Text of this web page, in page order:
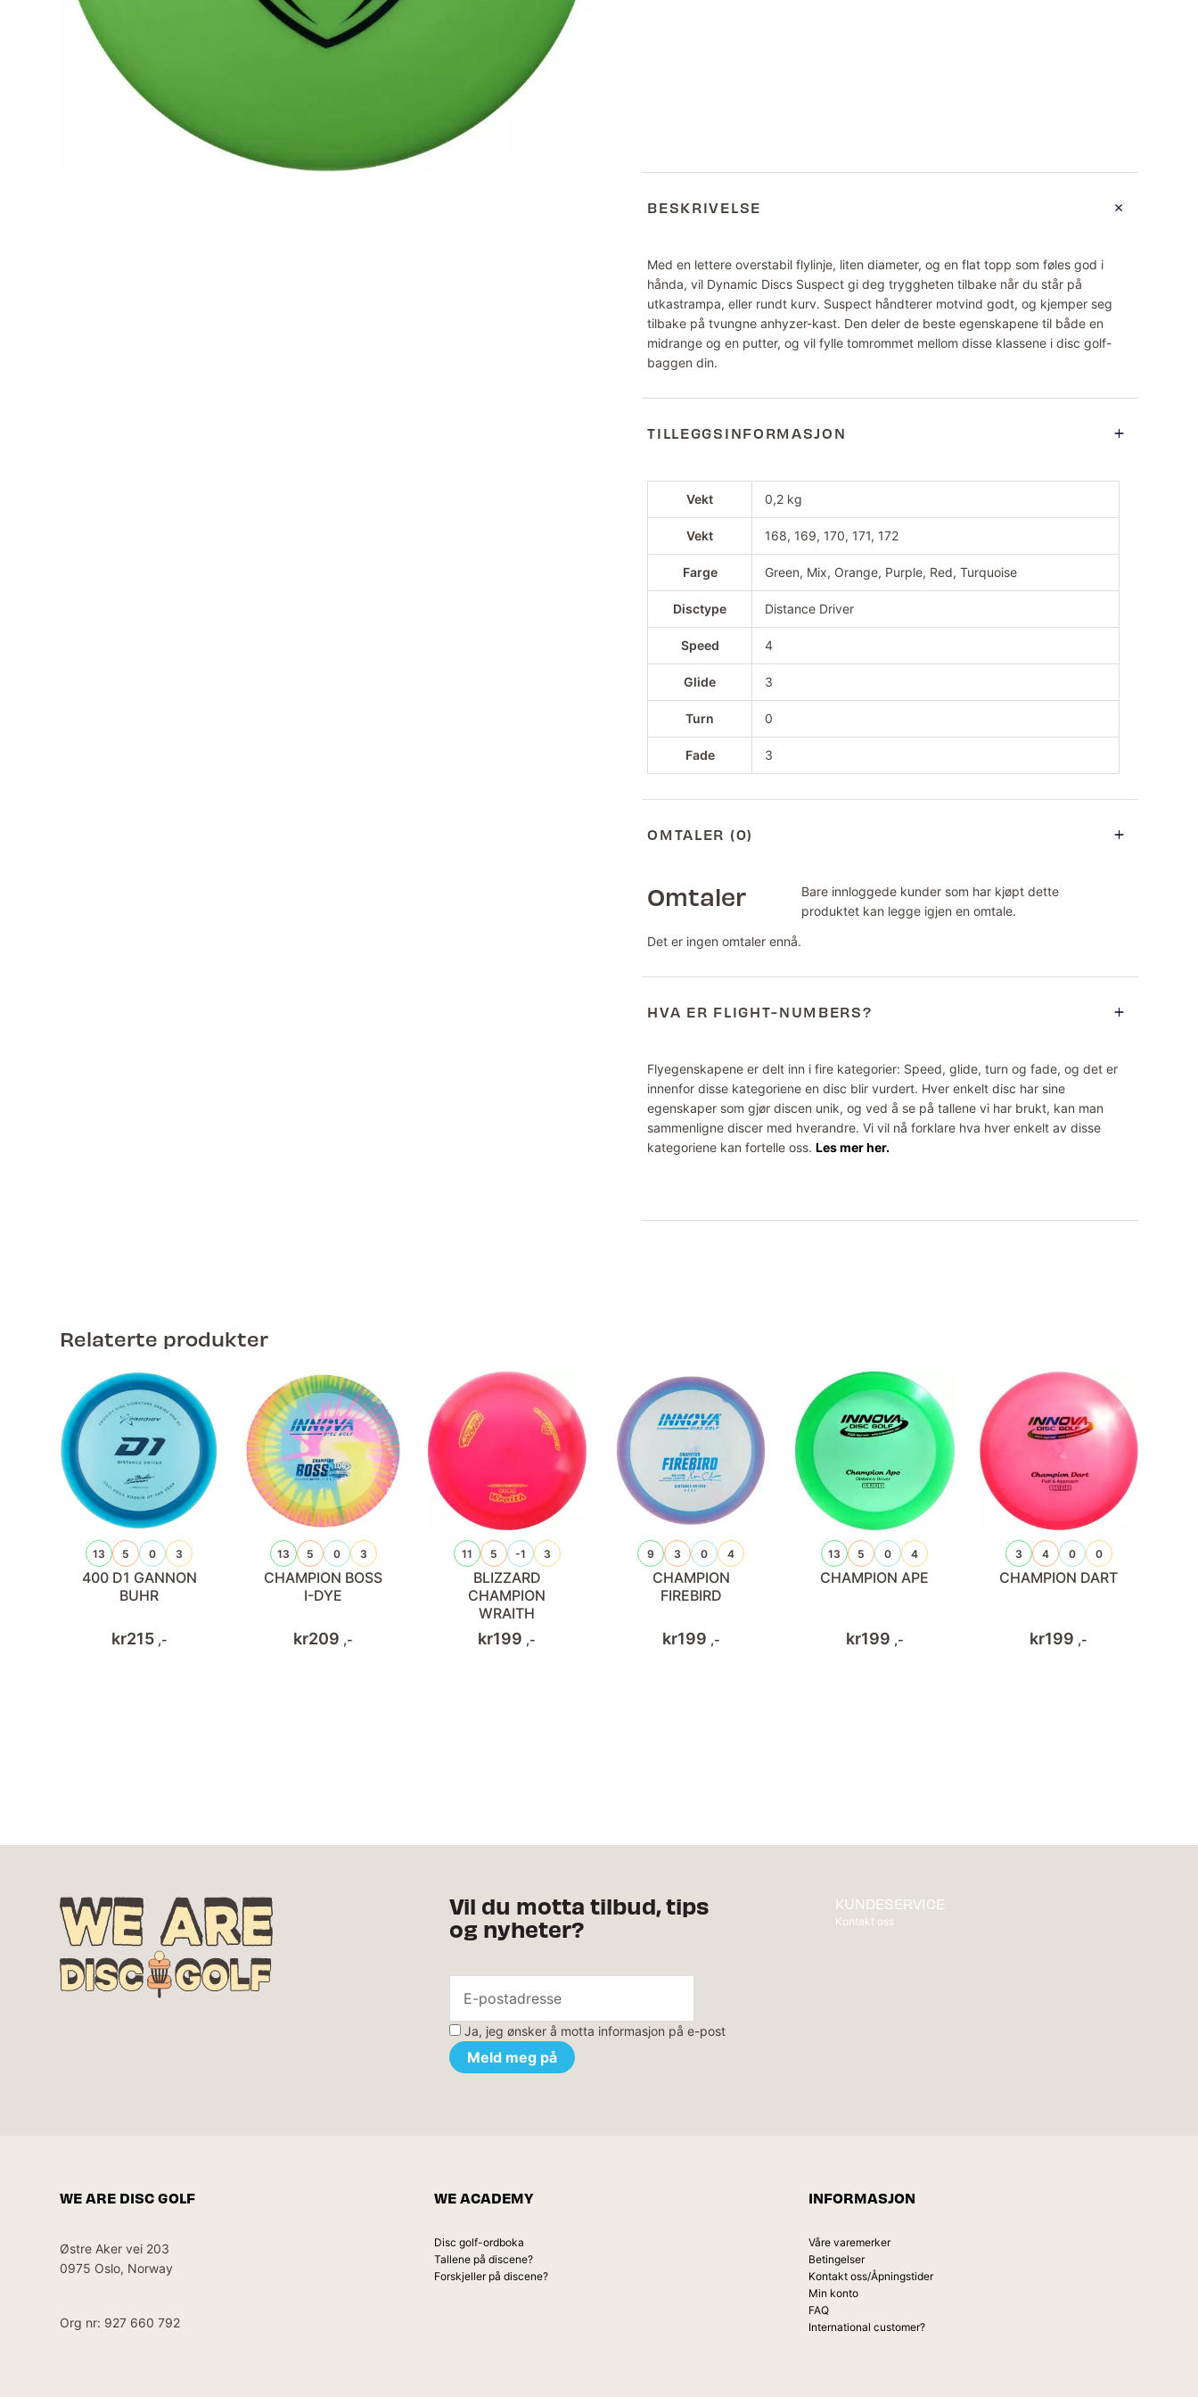
BESKRIVELSE
Med en lettere overstabil flylinje, liten diameter, og en flat topp som føles god i
hånda, vil Dynamic Discs Suspect gi deg tryggheten tilbake når du står på
utkastrampa, eller rundt kurv. Suspect håndterer motvind godt, og kjemper seg
tilbake på tvungne anhyzer-kast. Den deler de beste egenskapene til både en
midrange og en putter, og vil fylle tomrommet mellom disse klassene i disc golf-
baggen din.
TILLEGGSINFORMASJON
Vekt 0,2 kg
Vekt 168, 169, 170, 171, 172
Farge Green, Mix, Orange, Purple, Red, Turquoise
Disctype Distance Driver
Speed 4
Glide 3
Turn 0
Fade 3
OMTALER (0)
Omtaler
Det er ingen omtaler ennå.
Bare innloggede kunder som har kjøpt dette
produktet kan legge igjen en omtale.
HVA ER FLIGHT-NUMBERS?
Flyegenskapene er delt inn i fire kategorier: Speed, glide, turn og fade, og det er
innenfor disse kategoriene en disc blir vurdert. Hver enkelt disc har sine
egenskaper som gjør discen unik, og ved å se på tallene vi har brukt, kan man
sammenligne discer med hverandre. Vi vil nå forklare hva hver enkelt av disse
kategoriene kan fortelle oss.Les mer her.
Relaterte produkter
13 5 0 3
400 D1 GANNON
BUHR
kr215 ,-
13 5 0 3
CHAMPION BOSS
I-DYE
kr209 ,-
11 5 -1 3
BLIZZARD
CHAMPION
WRAITH
kr199 ,-
9 3 0 4
CHAMPION
FIREBIRD
kr199 ,-
13 5 0 4
CHAMPION APE
kr199 ,-
3 4 0 0
CHAMPION DART
kr199 ,-
Vil du motta tilbud, tips
og nyheter?
Ja, jeg ønsker å motta informasjon på e-post
KUNDESERVICE
Kontakt oss
WE ARE DISC GOLF
Østre Aker vei 203
0975 Oslo, Norway
Org nr: 927 660 792
WE ACADEMY
Disc golf-ordboka
Tallene på discene?
Forskjeller på discene?
INFORMASJON
Våre varemerker
Betingelser
Kontakt oss/Åpningstider
Min konto
FAQ
International customer?